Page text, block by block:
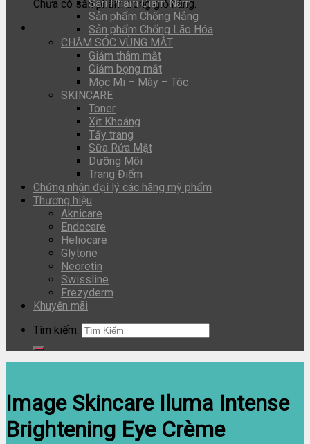
Chưa có sản phẩm trong giỏ hàng.
Sản Phẩm Giảm Nám
Sản phẩm Chống Nắng
Sản phẩm Chống Lão Hóa
CHĂM SÓC VÙNG MẮT
Giảm thâm mắt
Giảm bọng mắt
Mọc Mi – Mày – Tóc
SKINCARE
Toner
Xịt Khoáng
Tẩy trang
Sữa Rửa Mặt
Dưỡng Môi
Trang Điểm
Chứng nhận đại lý các hãng mỹ phẩm
Thương hiệu
Aknicare
Endocare
Heliocare
Glytone
Neoretin
Swissline
Frezyderm
Khuyến mãi
Tìm kiếm:
Image Skincare Iluma Intense
Brightening Eye Crème